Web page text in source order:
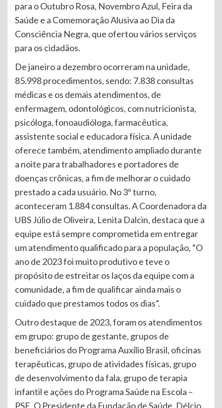
para o Outubro Rosa, Novembro Azul, Feira da
Saúde e a Comemoração Alusiva ao Dia da
Consciência Negra, que ofertou vários serviços
para os cidadãos.
De janeiro a dezembro ocorreram na unidade,
85.998 procedimentos, sendo: 7.838 consultas
médicas e os demais atendimentos, de
enfermagem, odontológicos, com nutricionista,
psicóloga, fonoaudióloga, farmacêutica,
assistente social e educadora física. A unidade
oferece também, atendimento ampliado durante
a noite para trabalhadores e portadores de
doenças crônicas, a fim de melhorar o cuidado
prestado a cada usuário. No 3º turno,
aconteceram 1.884 consultas. A Coordenadora da
UBS Júlio de Oliveira, Lenita Dalcin, destaca que a
equipe está sempre comprometida em entregar
um atendimento qualificado para a população, “O
ano de 2023 foi muito produtivo e teve o
propósito de estreitar os laços da equipe com a
comunidade, a fim de qualificar ainda mais o
cuidado que prestamos todos os dias”.
Outro destaque de 2023, foram os atendimentos
em grupo: grupo de gestante, grupos de
beneficiários do Programa Auxílio Brasil, oficinas
terapêuticas, grupo de atividades físicas, grupo
de desenvolvimento da fala, grupo de terapia
infantil e ações do Programa Saúde na Escola –
PSE. O Presidente da Fundação de Saúde, Délcio